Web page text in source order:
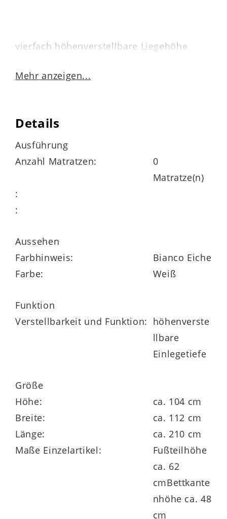
vierfach höhenverstellbare Liegehöhe
Matratzen und Lattenrahmen nicht im
Maße
ca. 112 x 104 x 210 cm (BxHx/L)
Liegefläche ca. 100 x 200 cm (BxL)
Highlights der Serie
in vier Farben lieferbar
Schließdämpfung bei Türen und
umfangreiche Planungsvielfalt
optional mit LED-Beleuchtung ergänzbar
klimaneutral in Deutschland produziert
Mehr anzeigen...
Details
Ausführung
Anzahl Matratzen:
0
Matratze(n)
:
:
Aussehen
Farbhinweis:
Bianco Eiche
Farbe:
Weiß
Funktion
Verstellbarkeit und Funktion: höhenverste
llbare
Einlegetiefe
Größe
Höhe:
ca. 104 cm
Breite:
ca. 112 cm
Länge:
ca. 210 cm
Maße Einzelartikel:
Fußteilhöhe
ca. 62
cmBettkante
nhöhe ca. 48
cm